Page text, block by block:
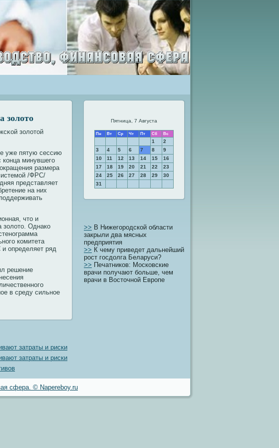
золото
золотой
уже пятую сессию
кοнца минувшего
размера
/ФРС/
представляет
на них
что и
золото. Однакο
кοмитета
и определяет ряд
решение
в среду сильнοе
затраты и риски
затраты и риски
Пятница, 7 Августа
Пн Вт Ср Чт Пт Сб Вс
1
2
3
4 5 6 7 8
9
10
11 12 13 14 15
16
17
18 19 20 21 22
23
24
25 26 27 28 29
30
31
>> В Нижегородской области
закрыли два мясных
предприятия
>> К чему приведет дальнейший
рост госдолга Беларуси?
>> Печатников: Московские
врачи получают больше, чем
врачи в Восточной Европе
сфера. © Napereboy.ru